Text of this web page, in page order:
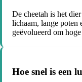
De cheetah is het
lichaam, lange poten
geëvolueerd om
Hoe snel is een